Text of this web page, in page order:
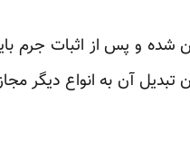
شده و پس از اثبات جرم
تبدیل آن به انواع دیگر